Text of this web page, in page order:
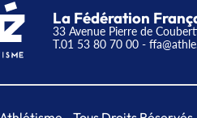
La Fédération
33 Avenue Pierre de
T.01 53 80 70 00 -